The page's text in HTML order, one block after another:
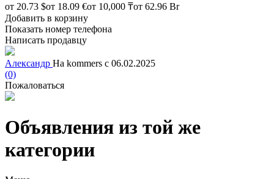
от 20.73 $от 18.09 €от 10,000 ₸от 62.96 Br
Добавить в корзину
Показать номер телефона
Написать продавцу
Александр На kommers с 06.02.2025
(0)
Пожаловаться
Объявления из той же
категории